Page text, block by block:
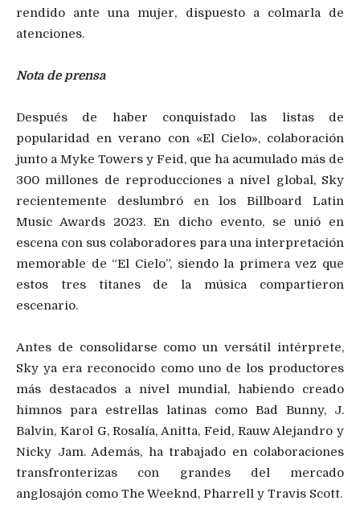
rendido ante una mujer, dispuesto a colmarla de
atenciones.
Nota de prensa
Después de haber conquistado las listas de
popularidad en verano con «El Cielo», colaboración
junto a Myke Towers y Feid, que ha acumulado más de
300 millones de reproducciones a nivel global, Sky
recientemente deslumbró en los Billboard Latin
Music Awards 2023. En dicho evento, se unió en
escena con sus colaboradores para una interpretación
memorable de “El Cielo”, siendo la primera vez que
estos tres titanes de la música compartieron
escenario.
Antes de consolidarse como un versátil intérprete,
Sky ya era reconocido como uno de los productores
más destacados a nivel mundial, habiendo creado
himnos para estrellas latinas como Bad Bunny, J.
Balvin, Karol G, Rosalía, Anitta, Feid, Rauw Alejandro y
Nicky Jam. Además, ha trabajado en colaboraciones
transfronterizas con grandes del mercado
anglosajón como The Weeknd, Pharrell y Travis Scott.